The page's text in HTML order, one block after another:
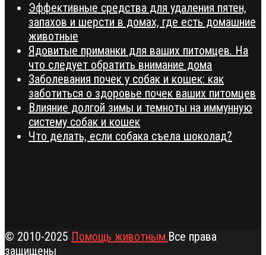
Эффективные средства для удаления пятен,
запахов и шерсти в домах, где есть домашние
животные
Ядовитые приманки для ваших питомцев. На
что следует обратить внимание дома
Заболевания почек у собак и кошек: как
заботиться о здоровье почек ваших питомцев
Влияние долгой зимы и темноты на иммунную
систему собак и кошек
Что делать, если собака съела шоколад?
© 2010-2025 Помощь животным.Все права
защищены